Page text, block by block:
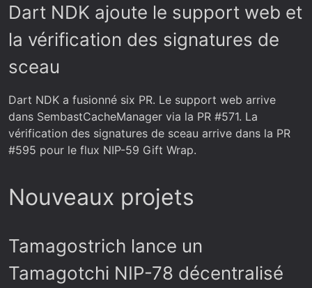
Dart NDK ajoute le support web et
la vérification des signatures de
sceau
Dart NDK a fusionné six PR. Le support web arrive
dans SembastCacheManager via la PR #571. La
vérification des signatures de sceau arrive dans la PR
#595 pour le flux NIP-59 Gift Wrap.
Nouveaux projets
Tamagostrich lance un
Tamagotchi NIP-78 décentralisé